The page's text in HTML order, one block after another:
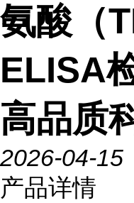
氨酸（
ELISA
高品质
2026-04-15
产品详情